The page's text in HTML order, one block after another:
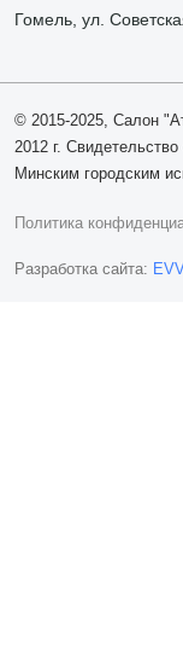
Гомель, ул.
© 2015-2025, Салон
2012 г.
Минским городским
Политика
Разработка сайта: